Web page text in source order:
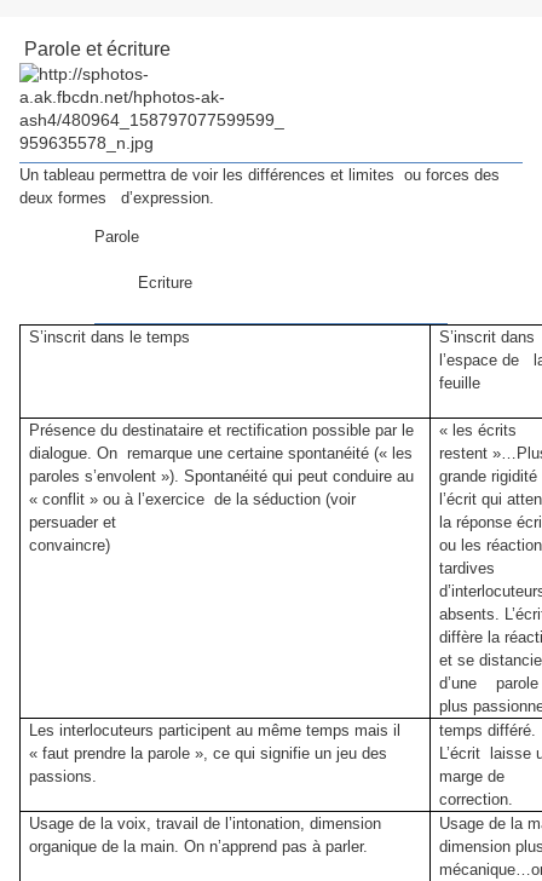
Parole et écriture
Un tableau permettra de voir les différences et limites ou forces des
deux formes d’expression.
Parole
Ecriture
S’inscrit dans le temps
S’inscrit dans
l’espace de
feuille
Présence du destinataire et rectification possible par le
dialogue. On remarque une certaine spontanéité (« les
paroles s’envolent »). Spontanéité qui peut conduire au
« conflit » ou à l’exercice de la séduction (voir
persuader et
convaincre)
« les écrits
restent
grande rigidité
l’écrit qui
la réponse
ou les
tardives
absents.
diffère la
et se distancie
d’une parole
plus
Les interlocuteurs participent au même temps mais il
« faut prendre la parole », ce qui signifie un jeu des
passions.
temps différé.
L’écrit laisse
marge de
correction.
Usage de la voix, travail de l’intonation, dimension
organique de la main. On n’apprend pas à parler.
Usage de la
dimension